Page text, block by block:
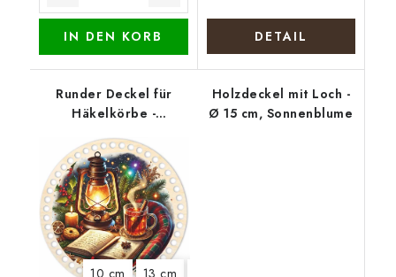
IN DEN KORB DETAIL
Runder Deckel für
Häkelkörbe -
Stillleben
10 cm 13 cm
Holzdeckel mit Loch -
Ø 15 cm, Sonnenblume